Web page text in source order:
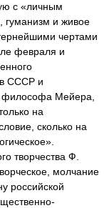
с «личным
гуманизм и живое
чертами
февраля и
в СССР и
философа Мейера,
на
сколько на
творчества Ф.
молчание
российской